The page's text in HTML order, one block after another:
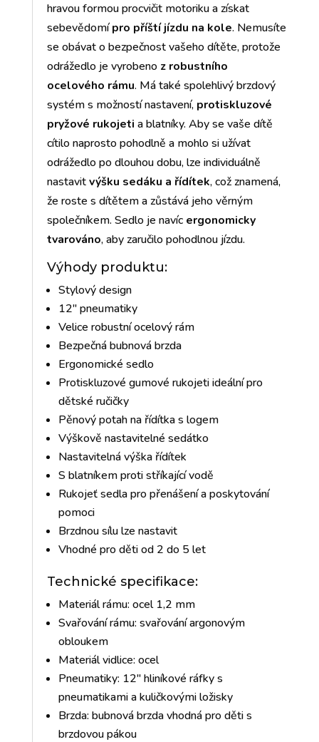
hravou formou procvičit motoriku a získat
sebevědomípro příští jízdu na kole. Nemusíte
se obávat o bezpečnost vašeho dítěte, protože
odrážedlo je vyrobeno z robustního
ocelového rámu. Má také spolehlivý brzdový
systém s možností nastavení, protiskluzové
pryžové rukojeti a blatníky. Aby se vaše dítě
cítilo naprosto pohodlně a mohlo si užívat
odrážedlo po dlouhou dobu, lze individuálně
nastavitvýšku sedáku a řídítek, což znamená,
že roste s dítětem a zůstává jeho věrným
společníkem. Sedlo je navíc ergonomicky
tvarováno, aby zaručilo pohodlnou jízdu.
Výhody produktu:
Stylový design
12" pneumatiky
Velice robustní ocelový rám
Bezpečná bubnová brzda
Ergonomické sedlo
Protiskluzové gumové rukojeti ideální pro
dětské ručičky
Pěnový potah na řídítka s logem
Výškově nastavitelné sedátko
Nastavitelná výška řídítek
S blatníkem proti stříkající vodě
Rukojeť sedla pro přenášení a poskytování
pomoci
Brzdnou sílu lze nastavit
Vhodné pro děti od 2 do 5 let
Technické specifikace:
Materiál rámu: ocel 1,2 mm
Svařování rámu: svařování argonovým
obloukem
Materiál vidlice: ocel
Pneumatiky: 12" hliníkové ráfky s
pneumatikami a kuličkovými ložisky
Brzda: bubnová brzda vhodná pro děti s
brzdovou pákou